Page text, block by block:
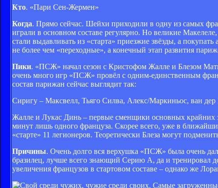
Кто. «Пари Сен-Жермен»
Когда. Прямо сейчас. Шейхи приходили в одну из самых
играли в основном составе регулярно. Но великие
стали выдавливать из «старта» приезжие звёзды, а
не более чем «переходные», а конечный этап развития
Пики. «ПСЖ» начал сезон с Кристофом Жалле и Блезом
очень много игр «ПСЖ» провёл с одним-единственным
состав парижан сейчас выглядит так:
Сиригу – Максвелл, Тьяго Силва, Алекс/Маркиньос, ван
Жалле и Лукас Динь – первые сменщики основных крайних
минут лишь одного француза. Скорее всего, уже в
«старте» 11 легионеров. Теоретически Блеза могут
Причины. Очень долго вся верхушка «ПСЖ» была очень
бразилец, лучше всего знающий Серию А, да и тренировал
увеличения французов в стартовом составе – однако же